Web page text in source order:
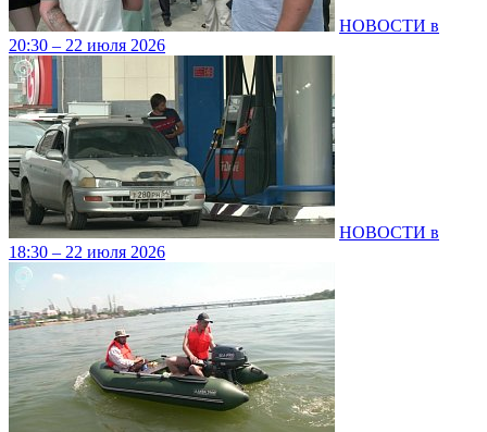
НОВОСТИ в
20:30 – 22 июля 2026
НОВОСТИ в
18:30 – 22 июля 2026